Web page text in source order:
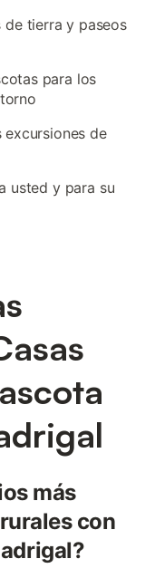
tierra y paseos
para los
de
usted y para su
más
con